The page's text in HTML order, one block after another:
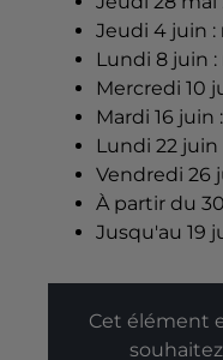
Jeudi 4 juin :
Lundi 8 juin :
Mercredi 10
Mardi 16 juin :
Lundi 22 juin
Vendredi 26
À partir du
Jusqu'au 19
Cet élément